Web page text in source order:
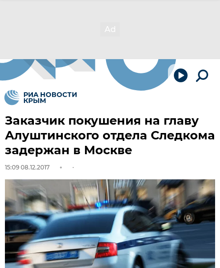
Заказчик покушения на главу
Алуштинского отдела Следкома
задержан в Москве
15:09 08.12.2017